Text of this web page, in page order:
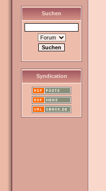
Suchen
Syndication